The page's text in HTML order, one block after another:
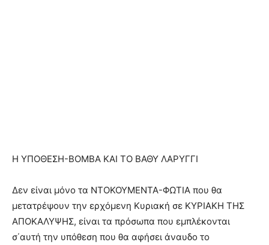
Η ΥΠΟΘΕΣΗ-ΒΟΜΒΑ ΚΑΙ ΤΟ ΒΑΘΥ ΛΑΡΥΓΓΙ
Δεν είναι μόνο τα ΝΤΟΚΟΥΜΕΝΤΑ-ΦΩΤΙΑ που θα
μετατρέψουν την ερχόμενη Κυριακή σε ΚΥΡΙΑΚΗ ΤΗΣ
ΑΠΟΚΑΛΥΨΗΣ, είναι τα πρόσωπα που εμπλέκονται
σ΄αυτή την υπόθεση που θα αφήσει άναυδο το